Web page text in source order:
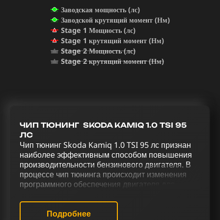
Заводская мощность (лс)
Заводской крутящий момент (Нм)
Stage 1 Мощность (лс)
Stage 1 крутящий момент (Нм)
Stage 2 Мощность (лс)
Stage 2 крутящий момент (Нм)
ЧИП ТЮНИНГ SKODA KAMIQ 1.0 TSI 95
ЛС
Чип тюнинг Skoda Kamiq 1.0 TSI 95 лс признан
наиболее эффективным способом повышения
производительности бензинового двигателя. В
процессе чип тюнинга происходит изменения
программного обеспечения двигателя для
усовершенствования Skoda Kamiq 1.0 TSI 95 лс,
включающий в себя чип тюнинг (stage 1 и stage
Подробнее